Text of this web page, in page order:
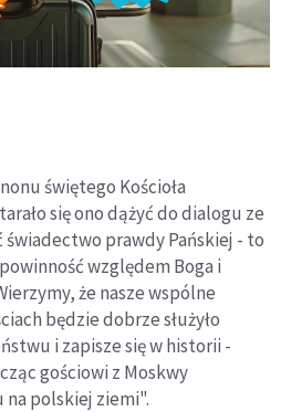
świętego Kościoła
się ono dążyć do dialogu ze
prawdy Pańskiej - to
względem Boga i
że nasze wspólne
będzie dobrze służyło
i zapisze się w historii -
gościowi z Moskwy
na polskiej ziemi".